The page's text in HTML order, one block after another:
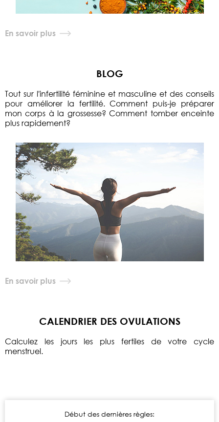
En savoir plus
BLOG
Tout sur l'infertilité féminine et masculine et des conseils
pour améliorer la fertilité. Comment puis-je préparer
mon corps à la grossesse? Comment tomber enceinte
plus rapidement?
En savoir plus
CALENDRIER DES OVULATIONS
Calculez les jours les plus fertiles de votre cycle
menstruel.
Début des dernières règles: